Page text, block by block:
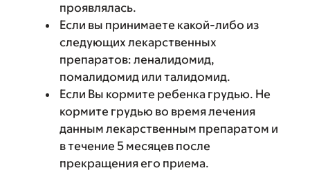
проявлялась.
Если вы принимаете какой-либо из
следующих лекарственных
препаратов: леналидомид,
помалидомид или талидомид.
Если Вы кормите ребенка грудью. Не
кормите грудью во время лечения
данным лекарственным препаратом и
в течение 5 месяцев после
прекращения его приема.